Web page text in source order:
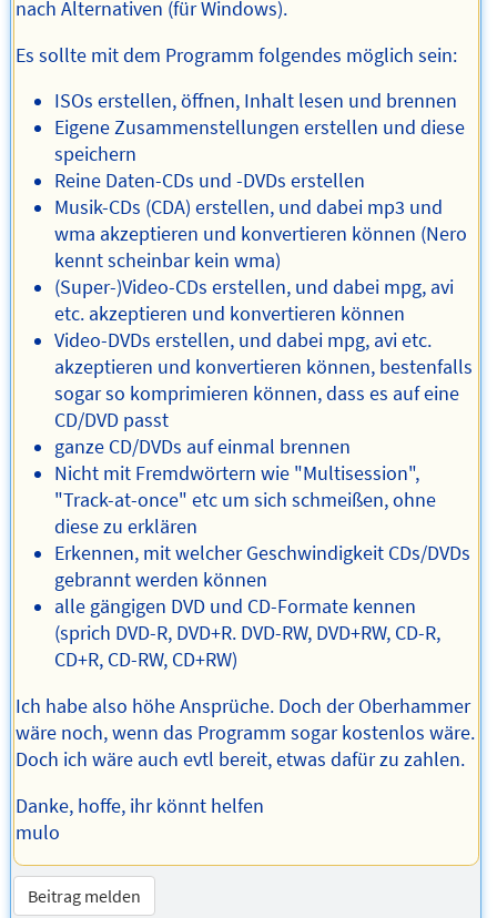
nach Alternativen (für Windows).
Es sollte mit dem Programm folgendes möglich sein:
ISOs erstellen, öffnen, Inhalt lesen und brennen
Eigene Zusammenstellungen erstellen und diese
speichern
Reine Daten-CDs und -DVDs erstellen
Musik-CDs (CDA) erstellen, und dabei mp3 und
wma akzeptieren und konvertieren können (Nero
kennt scheinbar kein wma)
(Super-)Video-CDs erstellen, und dabei mpg, avi
etc. akzeptieren und konvertieren können
Video-DVDs erstellen, und dabei mpg, avi etc.
akzeptieren und konvertieren können, bestenfalls
sogar so komprimieren können, dass es auf eine
CD/DVD passt
ganze CD/DVDs auf einmal brennen
Nicht mit Fremdwörtern wie "Multisession",
"Track-at-once" etc um sich schmeißen, ohne
diese zu erklären
Erkennen, mit welcher Geschwindigkeit CDs/DVDs
gebrannt werden können
alle gängigen DVD und CD-Formate kennen
(sprich DVD-R, DVD+R. DVD-RW, DVD+RW, CD-R,
CD+R, CD-RW, CD+RW)
Ich habe also höhe Ansprüche. Doch der Oberhammer
wäre noch, wenn das Programm sogar kostenlos wäre.
Doch ich wäre auch evtl bereit, etwas dafür zu zahlen.
Danke, hoffe, ihr könnt helfen
mulo
Beitrag melden